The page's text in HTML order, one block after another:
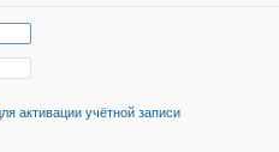
активации учётной записи